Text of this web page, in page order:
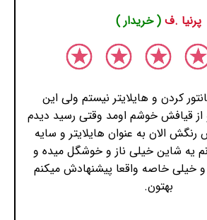
پرنیا .ف( خریدار )
کردن و هایلایتر نیستم ولی این
قیافش خوشم اومد وقتی رسید دیدم
الان به عنوان هایلایتر و سایه
یه شاین خیلی ناز و خوشگل میده و
خیلی خاصه واقعا پیشنهادش میکنم
بهتون.